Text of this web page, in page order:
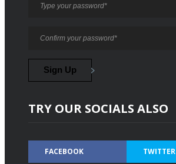
TRY OUR SOCIALS ALSO
FACEBOOK TWITTER